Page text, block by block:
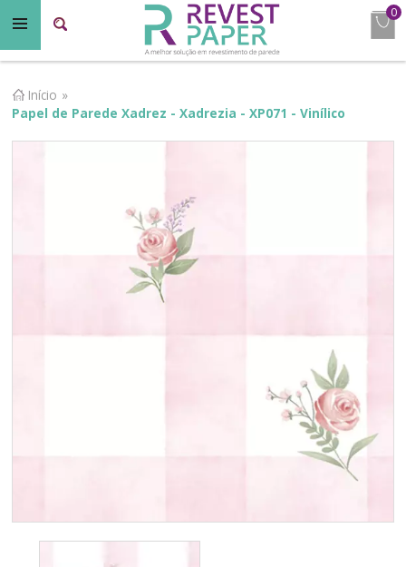
0
Início »
Papel de Parede Xadrez - Xadrezia - XP071 - Vinílico